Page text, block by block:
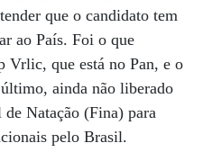
que o candidato tem
ao País. Foi o que
Vrlic, que está no Pan, e o
ainda não liberado
Natação (Fina) para
pelo Brasil.